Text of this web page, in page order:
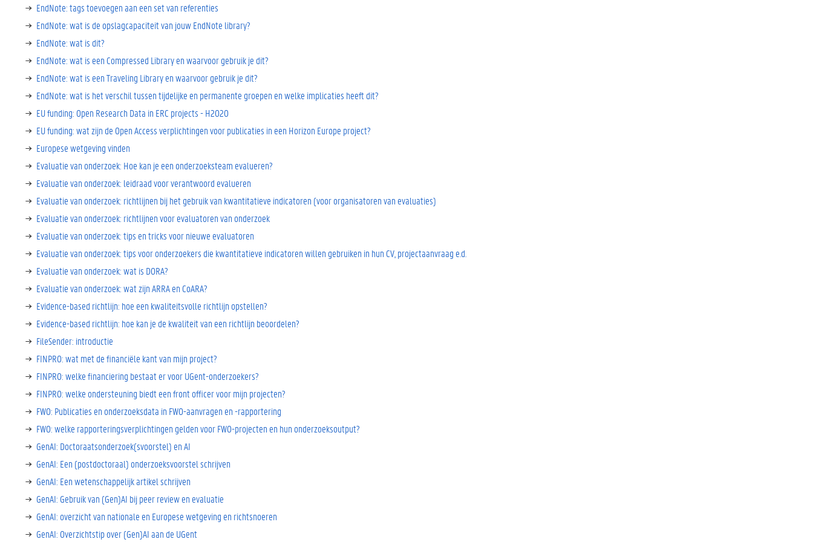
EndNote: tags toevoegen aan een set van referenties
EndNote: wat is de opslagcapaciteit van jouw EndNote library?
EndNote: wat is dit?
EndNote: wat is een Compressed Library en waarvoor gebruik je dit?
EndNote: wat is een Traveling Library en waarvoor gebruik je dit?
EndNote: wat is het verschil tussen tijdelijke en permanente groepen en welke implicaties heeft dit?
EU funding: Open Research Data in ERC projects - H2020
EU funding: wat zijn de Open Access verplichtingen voor publicaties in een Horizon Europe project?
Europese wetgeving vinden
Evaluatie van onderzoek: Hoe kan je een onderzoeksteam evalueren?
Evaluatie van onderzoek: leidraad voor verantwoord evalueren
Evaluatie van onderzoek: richtlijnen bij het gebruik van kwantitatieve indicatoren (voor organisatoren van evaluaties)
Evaluatie van onderzoek: richtlijnen voor evaluatoren van onderzoek
Evaluatie van onderzoek: tips en tricks voor nieuwe evaluatoren
Evaluatie van onderzoek: tips voor onderzoekers die kwantitatieve indicatoren willen gebruiken in hun CV, projectaanvraag e.d.
Evaluatie van onderzoek: wat is DORA?
Evaluatie van onderzoek: wat zijn ARRA en CoARA?
Evidence-based richtlijn: hoe een kwaliteitsvolle richtlijn opstellen?
Evidence-based richtlijn: hoe kan je de kwaliteit van een richtlijn beoordelen?
FileSender: introductie
FINPRO: wat met de financiële kant van mijn project?
FINPRO: welke financiering bestaat er voor UGent-onderzoekers?
FINPRO: welke ondersteuning biedt een front officer voor mijn projecten?
FWO: Publicaties en onderzoeksdata in FWO-aanvragen en -rapportering
FWO: welke rapporteringsverplichtingen gelden voor FWO-projecten en hun onderzoeksoutput?
GenAI: Doctoraatsonderzoek(svoorstel) en AI
GenAI: Een (postdoctoraal) onderzoeksvoorstel schrijven
GenAI: Een wetenschappelijk artikel schrijven
GenAI: Gebruik van (Gen)AI bij peer review en evaluatie
GenAI: overzicht van nationale en Europese wetgeving en richtsnoeren
GenAI: Overzichtstip over (Gen)AI aan de UGent